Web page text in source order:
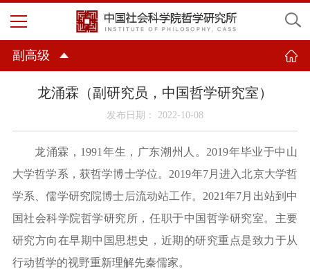
副高级
龙涌霖（副研究员，中国哲学研究室）
发布日期： 2022-10-08
龙涌霖， 1991年生，广东潮州人。2019年毕业于中山
大学哲学系，获哲学博士学位。2019年7月进入北京大学哲
学系、儒学研究院博士后流动站工作。2021年7月出站到中
国社会科学院哲学研究所，任职于中国哲学研究室。主要
研究方向在早期中国思想史，近期的研究重点是致力于从
行动哲学的视野重新理解先秦儒家。